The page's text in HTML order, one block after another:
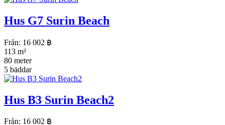
Hus G7 Surin Beach
Från: 16 002 ฿
113 m²
80 meter
5 bäddar
Hus B3 Surin Beach2
Från: 16 002 ฿